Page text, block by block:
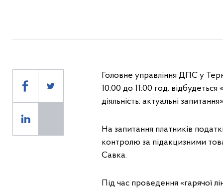
Головне управління ДПС у
10:00 до 11:00 год. відбудеться
діяльність: актуальні
На запитання платників
контролю за підакцизними
Савка.
Під час проведення «гарячої